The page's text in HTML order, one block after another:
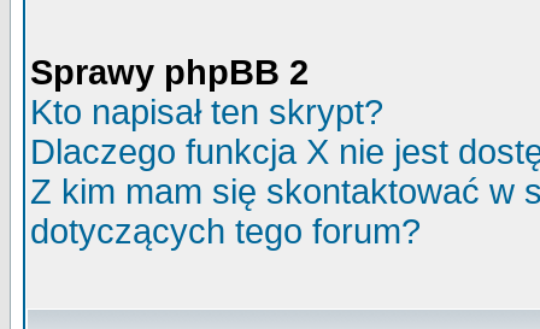
Sprawy phpBB 2
Kto napisał ten skrypt?
Dlaczego funkcja X nie jest
Z kim mam się skontaktować w
dotyczących tego forum?